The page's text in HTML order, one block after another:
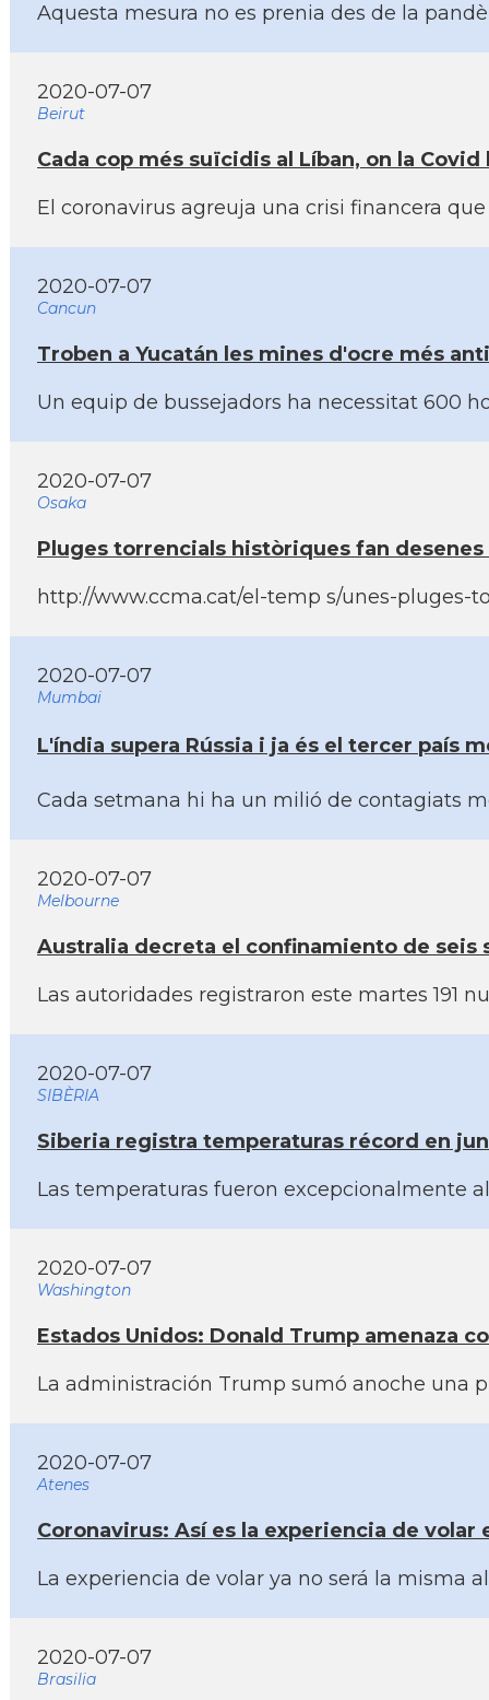
Aquesta mesura no es prenia des de la
2020-07-07
Beirut
Cada cop més suïcidis al Lí­ban, on la
El coronavirus agreuja una crisi financera
2020-07-07
Cancun
Troben a Yucatán les mines d'ocre més
Un equip de bussejadors ha necessitat 600
2020-07-07
Osaka
Pluges torrencials històriques fan desenes
http://www.ccma.cat/el-temp s/unes-pluges-
2020-07-07
Mumbai
L'índia supera Rússia i ja és el tercer paí­s
Cada setmana hi ha un milió de contagiats
2020-07-07
Melbourne
Australia decreta el confinamiento de seis
Las autoridades registraron este martes 191
2020-07-07
SIBÈRIA
Siberia registra temperaturas récord en
Las temperaturas fueron excepcionalmente
2020-07-07
Washington
Estados Unidos: Donald Trump amenaza
La administración Trump sumó anoche una
2020-07-07
Atenes
Coronavirus: Así­ es la experiencia de
La experiencia de volar ya no será la misma
2020-07-07
Brasilia